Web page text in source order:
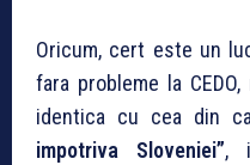
Oricum, cert este un
fara probleme la
identica cu cea din
impotriva Sloveniei”,